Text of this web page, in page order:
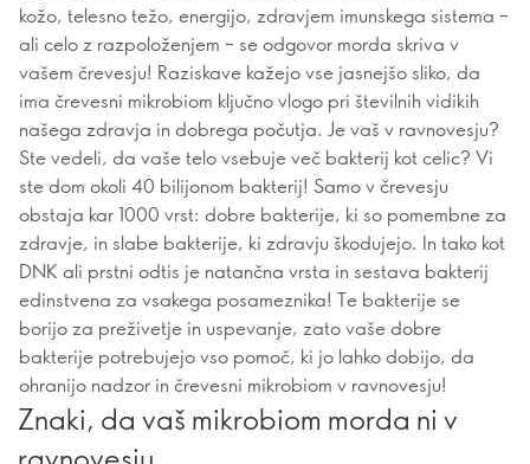
kožo, telesno težo, energijo, zdravjem imunskega sistema –
ali celo z razpoloženjem – se odgovor morda skriva v
vašem črevesju! Raziskave kažejo vse jasnejšo sliko, da
ima črevesni mikrobiom ključno vlogo pri številnih vidikih
našega zdravja in dobrega počutja. Je vaš v ravnovesju?
Ste vedeli, da vaše telo vsebuje več bakterij kot celic? Vi
ste dom okoli 40 bilijonom bakterij! Samo v črevesju
obstaja kar 1000 vrst: dobre bakterije, ki so pomembne za
zdravje, in slabe bakterije, ki zdravju škodujejo. In tako kot
DNK ali prstni odtis je natančna vrsta in sestava bakterij
edinstvena za vsakega posameznika! Te bakterije se
borijo za preživetje in uspevanje, zato vaše dobre
bakterije potrebujejo vso pomoč, ki jo lahko dobijo, da
ohranijo nadzor in črevesni mikrobiom v ravnovesju!
Znaki, da vaš mikrobiom morda ni v